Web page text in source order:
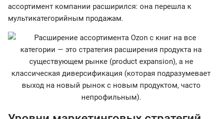
ассортимент компании расширился: она перешла к
мультикатегорийным продажам.